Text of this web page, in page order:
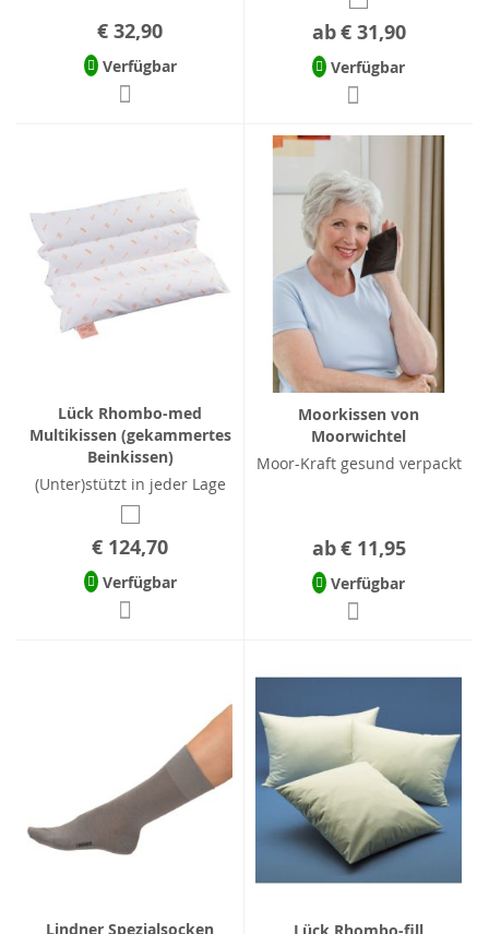
€ 32,90
Verfügbar
ab€ 31,90
Verfügbar
Lück Rhombo-med
Multikissen (gekammertes
Beinkissen)
(Unter)stützt in jeder Lage
€ 124,70
Verfügbar
Moorkissen von
Moorwichtel
Moor-Kraft gesund verpackt
ab€ 11,95
Verfügbar
Lindner Spezialsocken